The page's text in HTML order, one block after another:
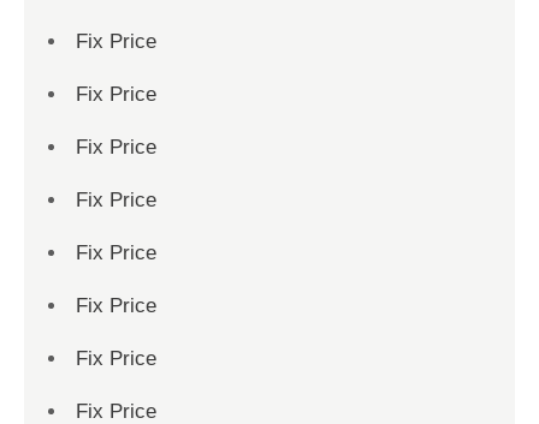
Fix Price
Fix Price
Fix Price
Fix Price
Fix Price
Fix Price
Fix Price
Fix Price